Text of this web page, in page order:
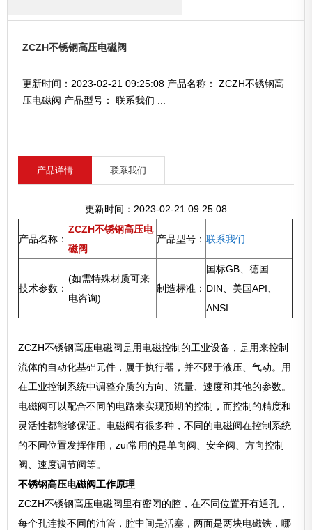
ZCZH不锈钢高压电磁阀
更新时间：2023-02-21 09:25:08 产品名称： ZCZH不锈钢高
压电磁阀 产品型号： 联系我们 ...
产品详情 联系我们
更新时间：2023-02-21 09:25:08
产品名称：
ZCZH不锈钢高压电
磁阀
产品型号： 联系我们
技术参数：
(如需特殊材质可来
电咨询)
制造标准：
国标GB、德国
DIN、美国API、
ANSI
ZCZH不锈钢高压电磁阀是用电磁控制的工业设备，是用来控制
流体的自动化基础元件，属于执行器，并不限于液压、气动。用
在工业控制系统中调整介质的方向、流量、速度和其他的参数。
电磁阀可以配合不同的电路来实现预期的控制，而控制的精度和
灵活性都能够保证。电磁阀有很多种，不同的电磁阀在控制系统
的不同位置发挥作用，zui常用的是单向阀、安全阀、方向控制
阀、速度调节阀等。
不锈钢高压电磁阀工作原理
ZCZH不锈钢高压电磁阀里有密闭的腔，在不同位置开有通孔，
每个孔连接不同的油管，腔中间是活塞，两面是两块电磁铁，哪